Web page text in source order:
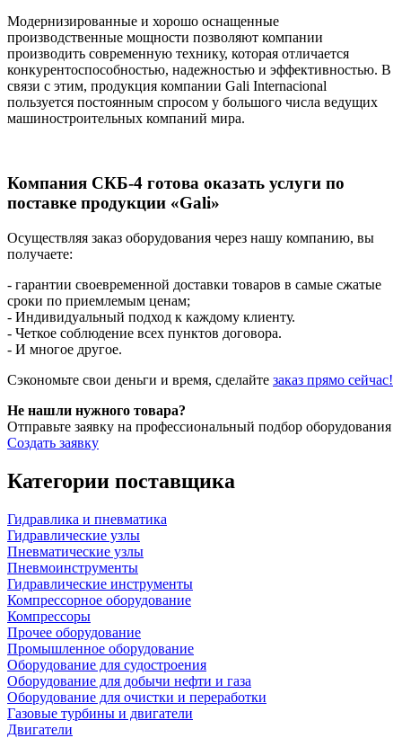
Модернизированные и хорошо оснащенные
производственные мощности позволяют компании
производить современную технику, которая отличается
конкурентоспособностью, надежностью и эффективностью. В
связи с этим, продукция компании Gali Internacional
пользуется постоянным спросом у большого числа ведущих
машиностроительных компаний мира.
Компания СКБ-4 готова оказать услуги по
поставке продукции «Gali»
Осуществляя заказ оборудования через нашу компанию, вы
получаете:
- гарантии своевременной доставки товаров в самые сжатые
сроки по приемлемым ценам;
- Индивидуальный подход к каждому клиенту.
- Четкое соблюдение всех пунктов договора.
- И многое другое.
Сэкономьте свои деньги и время, сделайте заказ прямо сейчас!
Не нашли нужного товара?
Отправьте заявку на профессиональный подбор оборудования
Создать заявку
Категории поставщика
Гидравлика и пневматика
Гидравлические узлы
Пневматические узлы
Пневмоинструменты
Гидравлические инструменты
Компрессорное оборудование
Компрессоры
Прочее оборудование
Промышленное оборудование
Оборудование для судостроения
Оборудование для добычи нефти и газа
Оборудование для очистки и переработки
Газовые турбины и двигатели
Двигатели